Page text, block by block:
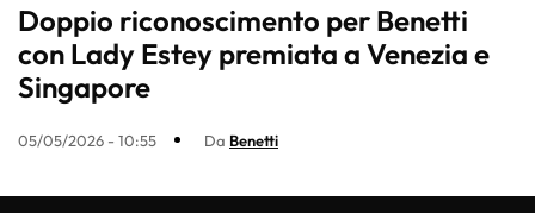
Doppio riconoscimento per Benetti
con Lady Estey premiata a Venezia e
Singapore
05/05/2026 - 10:55 Da Benetti